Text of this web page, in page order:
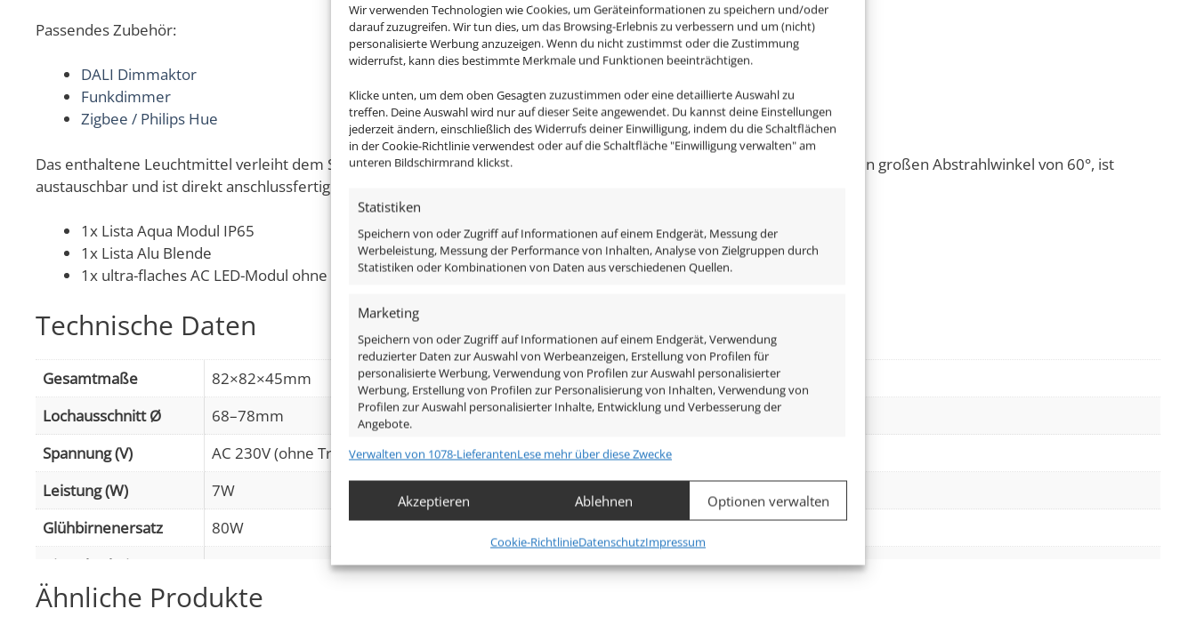
Wir verwenden Technologien wie Cookies, um Geräteinformationen zu speichern und/oder
darauf zuzugreifen. Wir tun dies, um das Browsing-Erlebnis zu verbessern und um (nicht)
personalisierte Werbung anzuzeigen. Wenn du nicht zustimmst oder die Zustimmung
widerrufst, kann dies bestimmte Merkmale und Funktionen beeinträchtigen.
Klicke unten, um dem oben Gesagten zuzustimmen oder eine detaillierte Auswahl zu
treffen. Deine Auswahl wird nur auf dieser Seite angewendet. Du kannst deine Einstellungen
jederzeit ändern, einschließlich des Widerrufs deiner Einwilligung, indem du die Schaltflächen
in der Cookie-Richtlinie verwendest oder auf die Schaltfläche "Einwilligung verwalten" am
unteren Bildschirmrand klickst.
Statistiken
Speichern von oder Zugriff auf Informationen auf einem Endgerät, Messung der
Werbeleistung, Messung der Performance von Inhalten, Analyse von Zielgruppen durch
Statistiken oder Kombinationen von Daten aus verschiedenen Quellen.
Marketing
Speichern von oder Zugriff auf Informationen auf einem Endgerät, Verwendung
reduzierter Daten zur Auswahl von Werbeanzeigen, Erstellung von Profilen für
personalisierte Werbung, Verwendung von Profilen zur Auswahl personalisierter
Werbung, Erstellung von Profilen zur Personalisierung von Inhalten, Verwendung von
Profilen zur Auswahl personalisierter Inhalte, Entwicklung und Verbesserung der
Angebote.
Abgleichung und Kombination von Daten aus unterschiedlichen Quellen,
Verknüpfung verschiedener Endgeräte, Identifikation von Endgeräten
Gewährleistung der Sicherheit, Verhinderung und Aufdeckung von
Verwalten von 1078-LieferantenLese mehr über diese Zwecke
Akzeptieren Ablehnen Optionen verwalten
Cookie-RichtlinieDatenschutzImpressum
Passendes Zubehör:
DALI Dimmaktor
Funkdimmer
Zigbee / Philips Hue
Das enthaltene Leuchtmittel verleiht dem Strahler nicht nur zusätzlich eine moderne Reflektor-Optik, sondern auch einen großen Abstrahlwinkel von 60°, ist
austauschbar und ist direkt anschlussfertig an 230V, da alle benötigten Komponenten im Lieferumfang enthalten sind:
1x Lista Aqua Modul IP65
1x Lista Alu Blende
1x ultra-flaches AC LED-Modul ohne Trafo
Technische Daten
Gesamtmaße
82×82×45mm
Lochausschnitt Ø
68–78mm
Spannung (V)
AC 230V (ohne Trafo)
Leistung (W)
7W
Glühbirnenersatz
80W
Dimmbarkeit
Abstrahlwinkel
120° Milchglas
Mehr anzeigen
Ähnliche Produkte